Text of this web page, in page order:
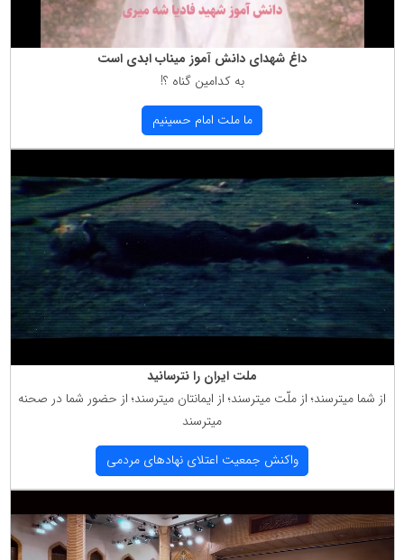
داغ شهدای دانش آموز میناب ابدی است
به كدامین گناه ؟!
ما ملت امام حسینیم
ملت ایران را نترسانید
از شما میترسند؛ از ملّت میترسند؛ از ایمانتان میترسند؛ از حضور شما در صحنه
میترسند
واكنش جمعیت اعتلای نهادهای مردمی